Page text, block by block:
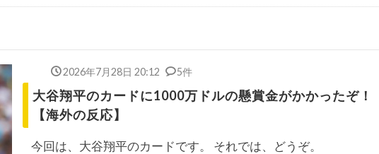
2026年7月28日 20:12 5件
大谷翔平のカードに1000万ドルの懸賞金がかかったぞ！
【海外の反応】
今回は、大谷翔平のカードです。 それでは、どうぞ。